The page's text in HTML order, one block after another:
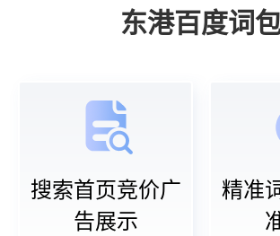
东港百度词
搜索首页竞价广
告展示
精准